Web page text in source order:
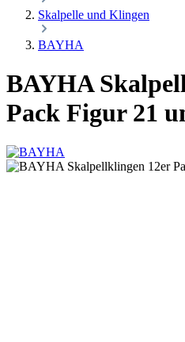
Skalpelle und Klingen
BAYHA
BAYHA
Pack Figur 21